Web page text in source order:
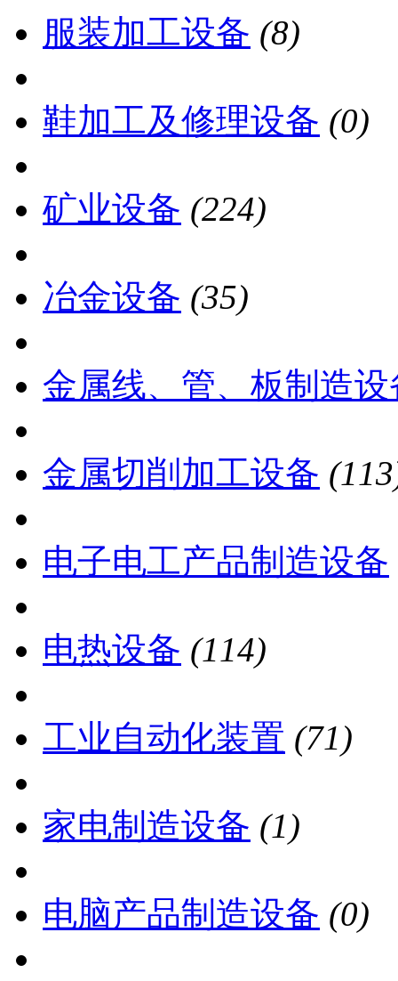
服装加工设备 (8)
鞋加工及修理设备 (0)
矿业设备 (224)
冶金设备 (35)
金属线、管、板制造设
金属切削加工设备
电子电工产品制造设备
电热设备 (114)
工业自动化装置 (71)
家电制造设备 (1)
电脑产品制造设备 (0)